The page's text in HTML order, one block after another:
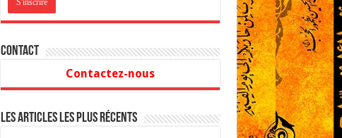
Contact
Contactez-nous
Les articles les plus récents